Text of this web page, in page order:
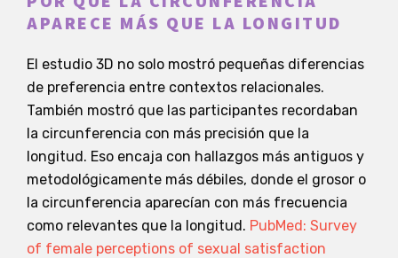
APARECE MÁS QUE LA LONGITUD
El estudio 3D no solo mostró pequeñas diferencias
de preferencia entre contextos relacionales.
También mostró que las participantes recordaban
la circunferencia con más precisión que la
longitud. Eso encaja con hallazgos más antiguos y
metodológicamente más débiles, donde el grosor o
la circunferencia aparecían con más frecuencia
como relevantes que la longitud. PubMed: Survey
of female perceptions of sexual satisfaction